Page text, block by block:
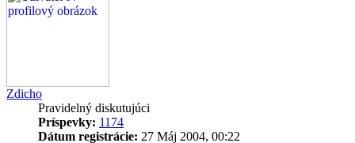
Zdicho
Pravidelný diskutujúci
Príspevky: 1174
Dátum registrácie: 27 Máj 2004, 00:22